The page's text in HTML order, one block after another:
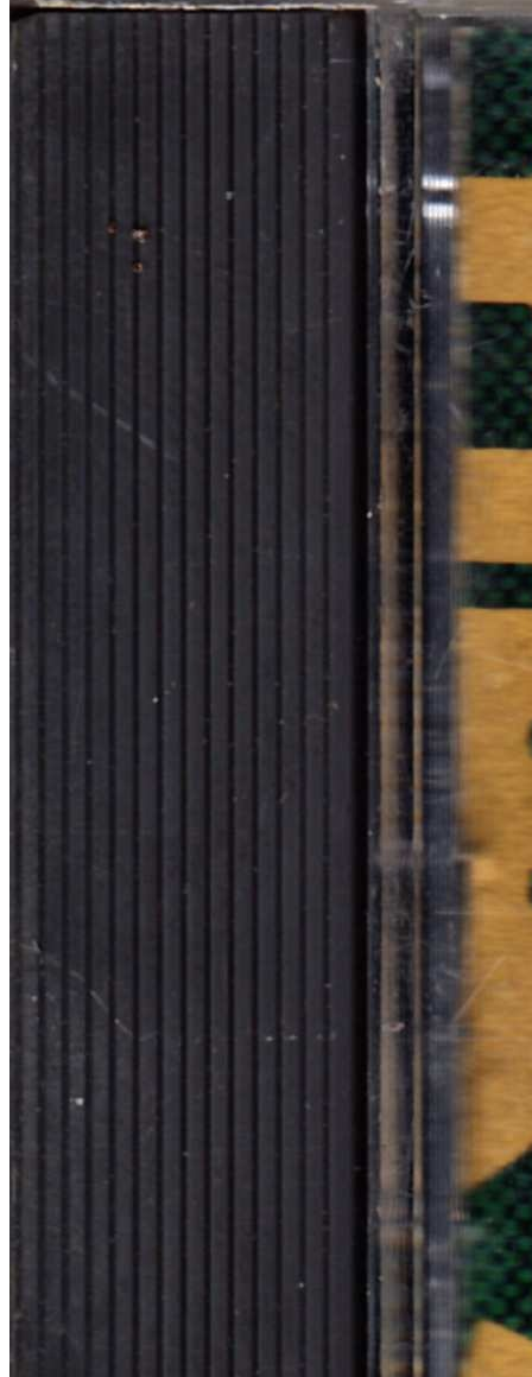
积分
2026-4-27 10:01:04
阅读模式